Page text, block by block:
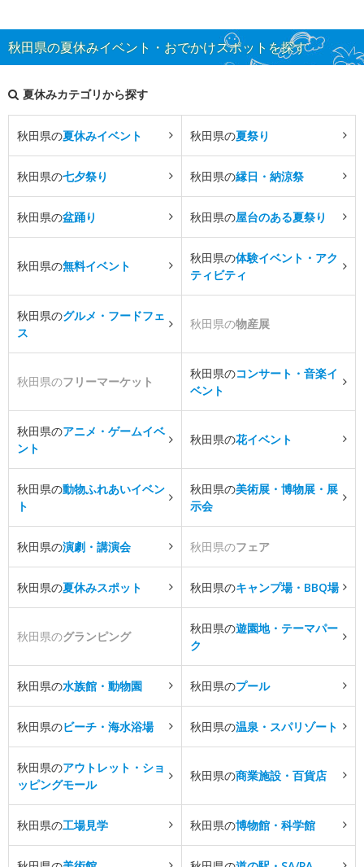
秋田県の夏休みイベント・おでかけスポットを探す
夏休みカテゴリから探す
秋田県の夏休みイベント 秋田県の夏祭り
秋田県の七夕祭り 秋田県の縁日・納涼祭
秋田県の盆踊り 秋田県の屋台のある夏祭り
秋田県の無料イベント
秋田県の体験イベント・アク
ティビティ
秋田県のグルメ・フードフェ
ス
秋田県の物産展
秋田県のフリーマーケット
秋田県のコンサート・音楽イ
ベント
秋田県のアニメ・ゲームイベ
ント
秋田県の花イベント
秋田県の動物ふれあいイベン
ト
秋田県の美術展・博物展・展
示会
秋田県の演劇・講演会 秋田県のフェア
秋田県の夏休みスポット 秋田県のキャンプ場・BBQ場
秋田県のグランピング
秋田県の遊園地・テーマパー
ク
秋田県の水族館・動物園 秋田県のプール
秋田県のビーチ・海水浴場 秋田県の温泉・スパリゾート
秋田県のアウトレット・ショ
ッピングモール
秋田県の商業施設・百貨店
秋田県の工場見学 秋田県の博物館・科学館